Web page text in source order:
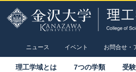
ニュース イベント お問合せ・
理工学域とは 7つの学類 受